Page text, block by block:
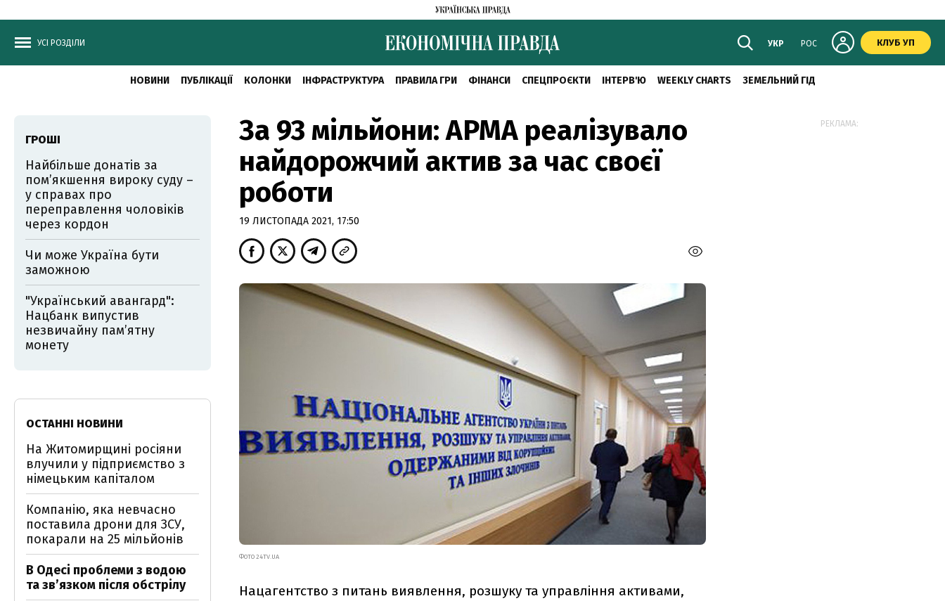
УСІ РОЗДІЛИ УКР РОС КЛУБ УП
НОВИНИ ПУБЛІКАЦІЇ КОЛОНКИ ІНФРАСТРУКТУРА ПРАВИЛА ГРИ ФІНАНСИ СПЕЦПРОЄКТИ ІНТЕРВ'Ю WEEKLY CHARTS ЗЕМЕЛЬНИЙ ГІД
За 93 мільйони: АРМА реалізувало
найдорожчий актив за час своєї
роботи
19 ЛИСТОПАДА 2021, 17:50
ФОТО 24TV.UA
Нацагентство з питань виявлення, розшуку та управління активами,
ГРОШІ
Найбільше донатів за
пом’якшення вироку суду –
у справах про
переправлення чоловіків
через кордон
Чи може Україна бути
заможною
"Український авангард":
Нацбанк випустив
незвичайну пам’ятну
монету
ОСТАННІ НОВИНИ
На Житомирщині росіяни
влучили у підприємство з
німецьким капіталом
Компанію, яка невчасно
поставила дрони для ЗСУ,
покарали на 25 мільйонів
В Одесі проблеми з водою
та звʼязком після обстрілу
РЕКЛАМА: